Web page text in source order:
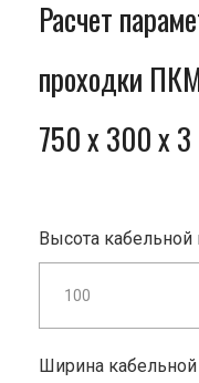
Расчет
проходки
750 x 300 x
Высота
Ширина